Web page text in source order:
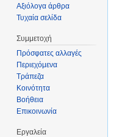
Αξιόλογα άρθρα
Τυχαία σελίδα
Συμμετοχή
Πρόσφατες αλλαγές
Περιεχόμενα
Τράπεζα
Κοινότητα
Βοήθεια
Επικοινωνία
Εργαλεία